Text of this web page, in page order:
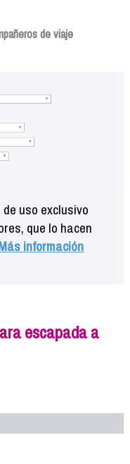
de viaje
uso exclusivo
que lo hacen
información
escapada a